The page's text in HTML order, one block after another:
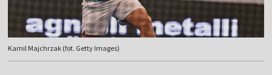
Kamil Majchrzak (fot. Getty Images)